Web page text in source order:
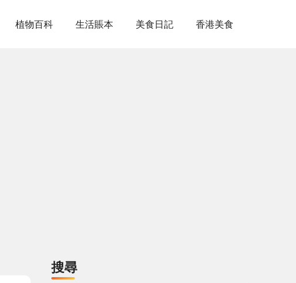
植物百科 生活賬本 美食日記 香港美食
搜尋